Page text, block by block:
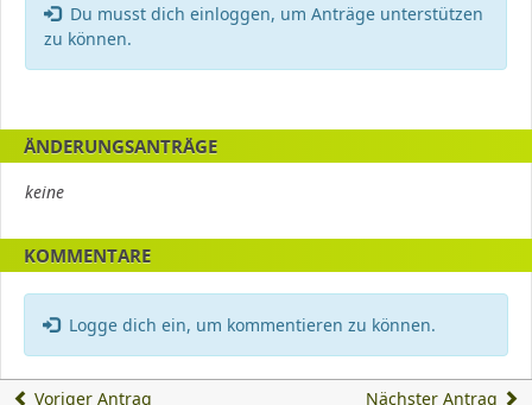
Fehler:
Du musst dich einloggen, um Anträge unterstützen
zu können.
ÄNDERUNGSANTRÄGE
keine
KOMMENTARE
Logge dich ein, um kommentieren zu können.
Voriger Antrag Nächster Antrag